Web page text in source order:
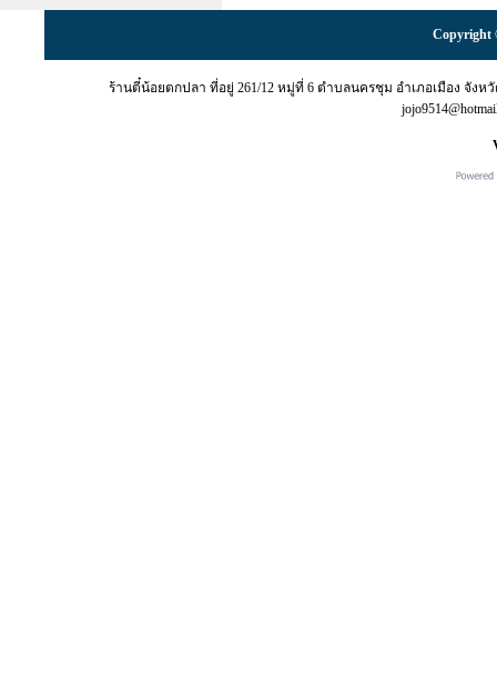
Copyright
ร้านตี๋น้อยตกปลา ที่อยู่ 261/12 หมู่ที่ 6 ตำบลนครชุม อำเภอเมือง จังหวั